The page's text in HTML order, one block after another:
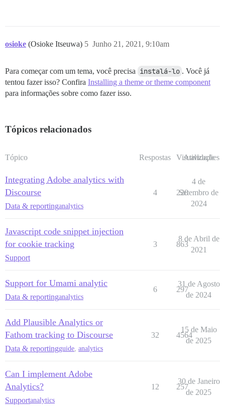
osioke (Osioke Itseuwa) Junho 21, 2021, 9:10am
5
Para começar com um tema, você precisa instalá-lo . Você já
tentou fazer isso? Confira Installing a theme or theme component
para informações sobre como fazer isso.
Tópicos relacionados
Tópico Respostas Visualizações
Atividade
Integrating Adobe analytics with
Discourse
Data & reportinganalytics
4 220
4 de
Setembro de
2024
Javascript code snippet injection
for cookie tracking
Support
3 863
8 de Abril de
2021
Support for Umami analytic
Data & reportinganalytics
6 297
31 de Agosto
de 2024
Add Plausible Analytics or
Fathom tracking to Discourse
Data & reportingguide, analytics
32 4564
15 de Maio
de 2025
Can I implement Adobe
Analytics?
Supportanalytics
12 257
30 de Janeiro
de 2025